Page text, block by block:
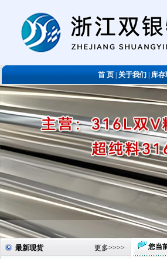
首 页关于我们库存
最新现货 更多>>>> 您当